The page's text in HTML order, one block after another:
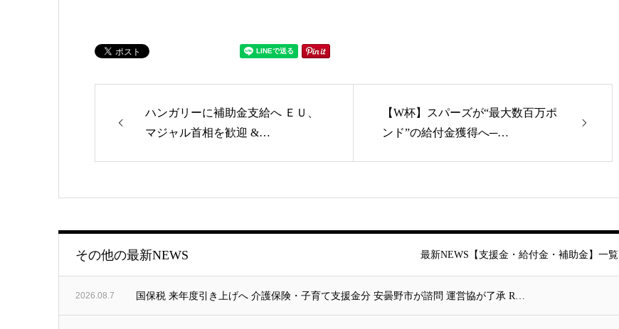
ハンガリーに補助金支給へ ＥＵ、
マジャル首相を歓迎 &…
【W杯】スパーズが“最大数百万ポ
ンド”の給付金獲得へ─…
その他の最新NEWS
2026.08.7 国保税 来年度引き上げへ 介護保険・子育て支援金分 安曇野市が諮問 運営協が了承 R…
最新NEWS【支援金・給付金・補助金】一覧